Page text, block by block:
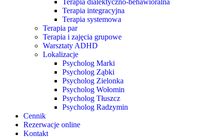
Terapia integracyjna
Terapia systemowa
Terapia par
Terapia i zajęcia grupowe
Warsztaty ADHD
Lokalizacje
Psycholog Marki
Psycholog Ząbki
Psycholog Zielonka
Psycholog Wołomin
Psycholog Tłuszcz
Psycholog Radzymin
Cennik
Rezerwacje online
Kontakt